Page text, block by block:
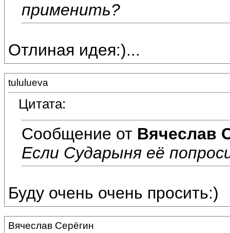
применить?
Отлиная идея:)...
tululueva
Цитата:
Сообщение от Вячеслав
Если Сударыня её
Буду очень очень просить:)
Вячеслав Серёгин